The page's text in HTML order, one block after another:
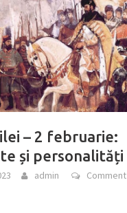
– 2 februarie:
și personalități
admin Comment